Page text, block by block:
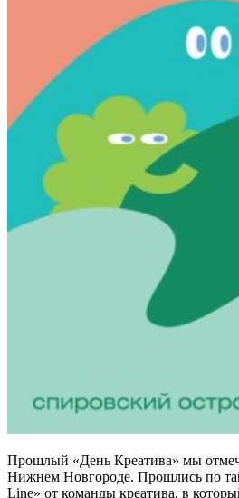
Прошлый «День Креатива» мы
Нижнем Новгороде. Прошлись по
Line» от команды креатива, в